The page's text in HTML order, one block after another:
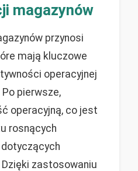
magazynów
przynosi
mają kluczowe
operacyjnej
pierwsze,
operacyjną, co jest
rosnących
zastosowaniu